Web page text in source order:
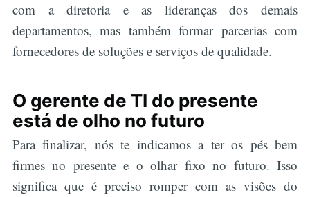
com a diretoria e as lideranças dos demais
departamentos, mas também formar parcerias com
fornecedores de soluções e serviços de qualidade.
O gerente de TI do presente
está de olho no futuro
Para finalizar, nós te indicamos a ter os pés bem
firmes no presente e o olhar fixo no futuro. Isso
significa que é preciso romper com as visões do